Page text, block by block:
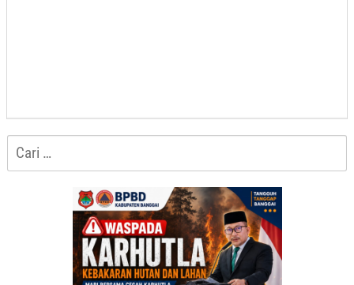
Cari
untuk: